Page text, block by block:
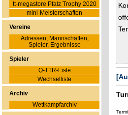
tt-megastore Pfalz Trophy 2020
mini-Meisterschaften
Vereine
Adressen, Mannschaften,
Spieler, Ergebnisse
Spieler
Q-TTR-Liste
Wechselliste
Archiv
Wettkampfarchiv